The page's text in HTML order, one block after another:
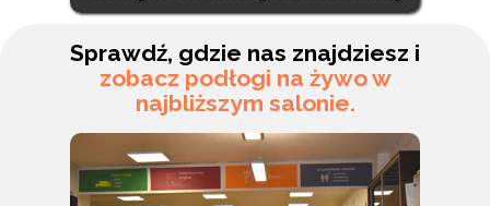
Sprawdź, gdzie nas znajdziesz i
zobacz podłogi na żywo w
najbliższym salonie.